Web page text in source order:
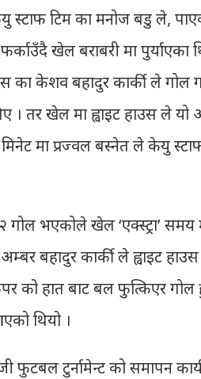
स्टाफ टिम का मनोज बडु ले,
खेल बराबरी मा पुर्याएका
का केशव बहादुर कार्की ले गोल
। तर खेल मा ह्वाइट हाउस ले यो
मा प्रज्वल बस्नेत ले केयु
भएकोले खेल ‘एक्स्ट्रा’ समय
बहादुर कार्की ले ह्वाइट
को हात बाट बल फुत्किएर
थियो ।
फुटबल टुर्नामेन्ट को समापन